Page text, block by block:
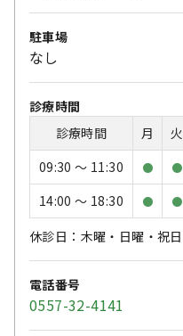
駐車場
なし
診療時間
診療時間
月 火
09:30 〜 11:30
● ●
14:00 〜 18:30 ● ●
休診日：木曜・日曜・祝日
電話番号
0557-32-4141